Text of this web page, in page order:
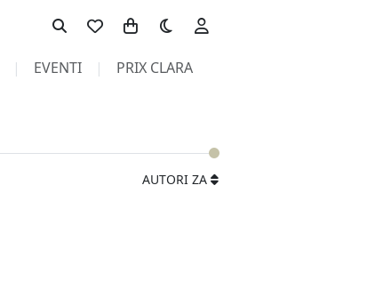
Toggle theme
EVENTI PRIX CLARA
AUTORI ZA